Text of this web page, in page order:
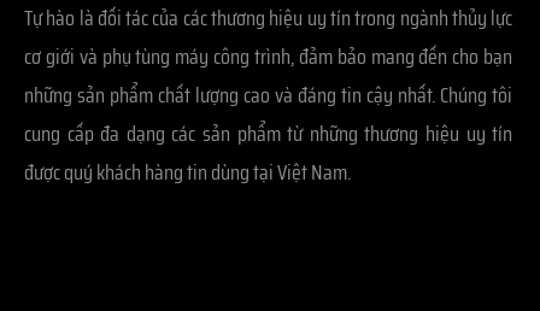
Tự hào là đối tác của các thương hiệu uy tín trong ngành thủy lực
cơ giới và phụ tùng máy công trình, đảm bảo mang đến cho bạn
những sản phẩm chất lượng cao và đáng tin cậy nhất. Chúng tôi
cung cấp đa dạng các sản phẩm từ những thương hiệu uy tín
được quý khách hàng tin dùng tại Việt Nam.